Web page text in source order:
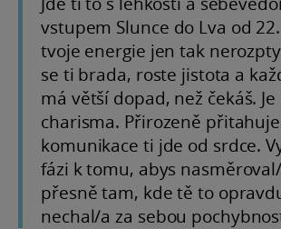
vstupem Slunce do Lva od
tvoje energie jen tak
se ti brada, roste jistota a
má větší dopad, než čekáš.
charisma. Přirozeně
komunikace ti jde od srdce.
fázi k tomu, abys
přesně tam, kde tě to
nechal/a za sebou